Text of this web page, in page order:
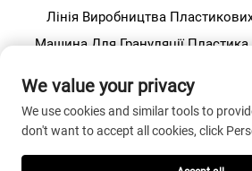
Лінія Виробництва
Машина Для Грануляції Пластика
ПРО
Політика
We value your privacy
We use cookies and similar tools to
don't want to accept all cookies, click